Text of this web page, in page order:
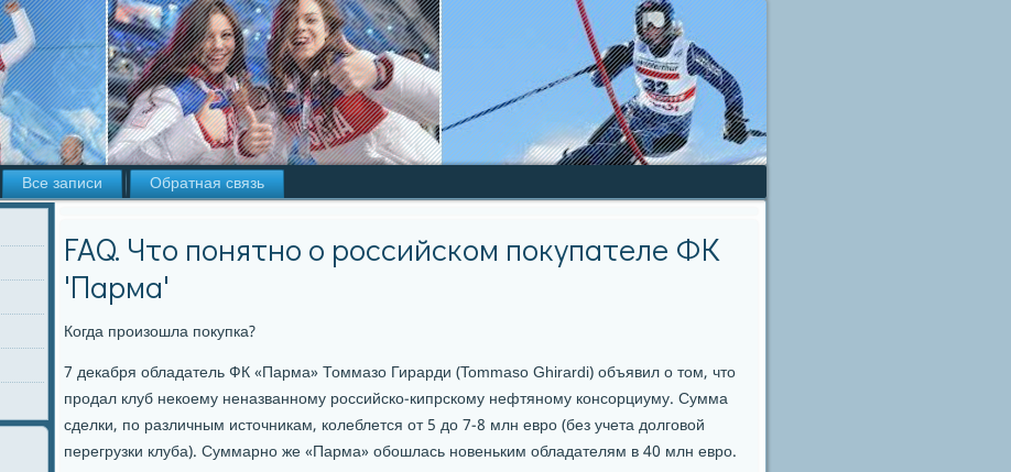
Все записи
Обратная связь
FAQ. Что понятно о российском покупателе ФК
'Парма'
Когда произошла покупка?
7 декабря обладатель ФК «Парма» Томмазо Гирарди (Tommaso Ghirardi) объявил о том, что
продал клуб некоему неназванному российско-кипрскому нефтяному консорциуму. Сумма
сделки, по различным источникам, колеблется от 5 до 7-8 млн евро (без учета долговой
перегрузки клуба). Суммарно же «Парма» обошлась новеньким обладателям в 40 млн евро.